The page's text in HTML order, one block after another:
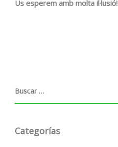
Us esperem amb molta il·lusió!
Categorías